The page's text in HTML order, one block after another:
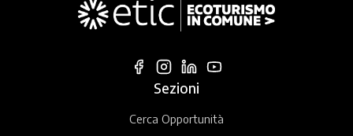
Sezioni
Cerca Opportunità